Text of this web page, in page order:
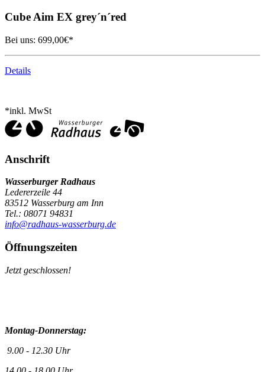
CubeAim EX grey´n´red
Bei uns: 699,00€*
Details
*inkl. MwSt
Anschrift
Wasserburger Radhaus
Ledererzeile 44
83512 Wasserburg am Inn
Tel.: 08071 94831
info@radhaus-wasserburg.de
Öffnungszeiten
Jetzt geschlossen!
Montag-Donnerstag:
9.00 - 12.30 Uhr